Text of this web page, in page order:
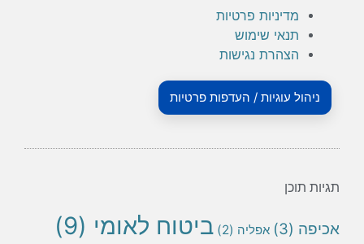
פרטיות
נגישות
/ העדפות פרטיות
אפליה(2) ביטוח לאומי(9)